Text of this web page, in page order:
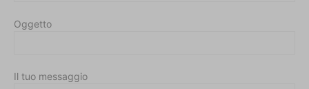
Oggetto
Il tuo messaggio